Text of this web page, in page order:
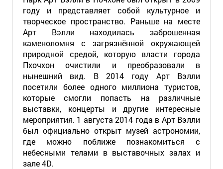
году и представляет собой культурное и
творческое пространство. Раньше на месте
Арт Вэлли находилась заброшенная
каменоломня с загрязнённой окружающей
природной средой, которую власти города
Пхочхон очистили и преобразовали в
нынешний вид. В 2014 году Арт Вэлли
посетили более одного миллиона туристов,
которые смогли попасть на различные
выставки, концерты и другие интересные
мероприятия. 1 августа 2014 года в Арт Вэлли
был официально открыт музей астрономии,
где можно поближе познакомиться с
небесными телами в выставочных залах и
зале 4D.